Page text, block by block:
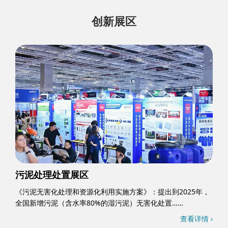
创新展区
污泥处理处置展区
《污泥无害化处理和资源化利用实施方案》：提出到2025年，
全国新增污泥（含水率80%的湿污泥）无害化处置……
查看详情 ›